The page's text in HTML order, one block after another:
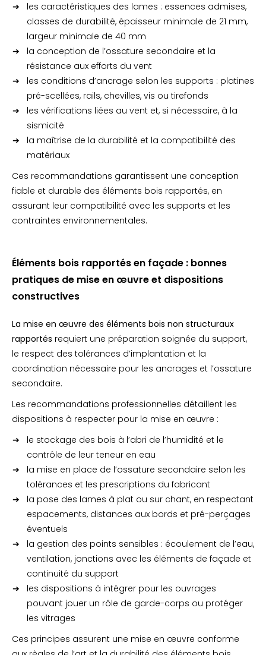
les caractéristiques des lames : essences admises,
classes de durabilité, épaisseur minimale de 21 mm,
largeur minimale de 40 mm
la conception de l’ossature secondaire et la
résistance aux efforts du vent
les conditions d’ancrage selon les supports : platines
pré-scellées, rails, chevilles, vis ou tirefonds
les vérifications liées au vent et, si nécessaire, à la
sismicité
la maîtrise de la durabilité et la compatibilité des
matériaux
Ces recommandations garantissent une conception
fiable et durable des éléments bois rapportés, en
assurant leur compatibilité avec les supports et les
contraintes environnementales.
Éléments bois rapportés en façade : bonnes
pratiques de mise en œuvre et dispositions
constructives
La mise en œuvre des éléments bois non structuraux
rapportés requiert une préparation soignée du support,
le respect des tolérances d’implantation et la
coordination nécessaire pour les ancrages et l’ossature
secondaire.
Les recommandations professionnelles détaillent les
dispositions à respecter pour la mise en œuvre :
le stockage des bois à l’abri de l’humidité et le
contrôle de leur teneur en eau
la mise en place de l’ossature secondaire selon les
tolérances et les prescriptions du fabricant
la pose des lames à plat ou sur chant, en respectant
espacements, distances aux bords et pré-perçages
éventuels
la gestion des points sensibles : écoulement de l’eau,
ventilation, jonctions avec les éléments de façade et
continuité du support
les dispositions à intégrer pour les ouvrages
pouvant jouer un rôle de garde-corps ou protéger
les vitrages
Ces principes assurent une mise en œuvre conforme